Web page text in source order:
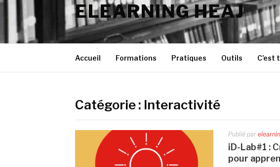
ELEARNING HEAJ
Accueil Formations Pratiques Outils C’est
Catégorie : Interactivité
Publié par
iD-Lab#1 :
pour